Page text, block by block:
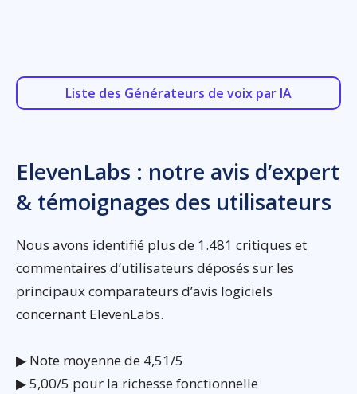
Liste des Générateurs de voix par IA
ElevenLabs : notre avis d’expert
& témoignages des utilisateurs
Nous avons identifié plus de 1.481 critiques et
commentaires d’utilisateurs déposés sur les
principaux comparateurs d’avis logiciels
concernant ElevenLabs.
▶ Note moyenne de 4,51/5
▶ 5,00/5 pour la richesse fonctionnelle